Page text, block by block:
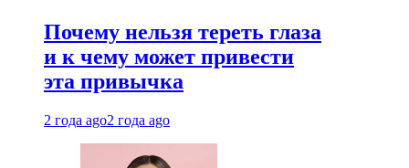
Почему нельзя тереть глаза
и к чему может привести
эта привычка
2 года ago2 года ago